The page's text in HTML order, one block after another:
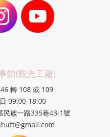
館(觀光工廠)
轉 108 或 109
09:00-18:00
民族一路335巷43-1號